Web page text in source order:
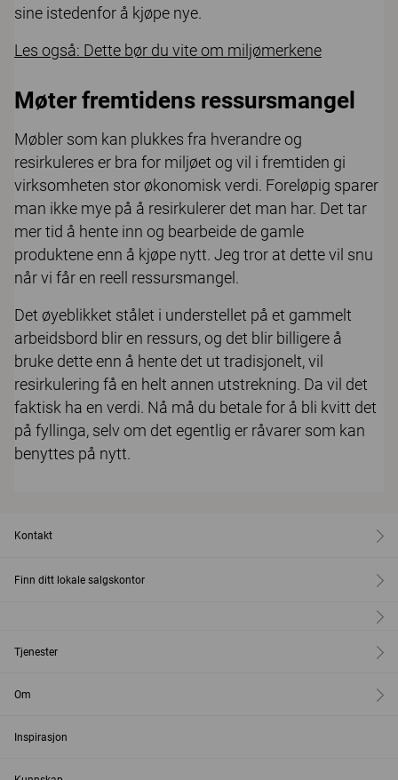
sine istedenfor å kjøpe nye.
Les også: Dette bør du vite om miljømerkene
Møter fremtidens ressursmangel
Møbler som kan plukkes fra hverandre og
resirkuleres er bra for miljøet og vil i fremtiden gi
virksomheten stor økonomisk verdi. Foreløpig sparer
man ikke mye på å resirkulerer det man har. Det tar
mer tid å hente inn og bearbeide de gamle
produktene enn å kjøpe nytt. Jeg tror at dette vil snu
når vi får en reell ressursmangel.
Det øyeblikket stålet i understellet på et gammelt
arbeidsbord blir en ressurs, og det blir billigere å
bruke dette enn å hente det ut tradisjonelt, vil
resirkulering få en helt annen utstrekning. Da vil det
faktisk ha en verdi. Nå må du betale for å bli kvitt det
på fyllinga, selv om det egentlig er råvarer som kan
benyttes på nytt.
Kontakt
Finn ditt lokale salgskontor
Tjenester
Om
Inspirasjon